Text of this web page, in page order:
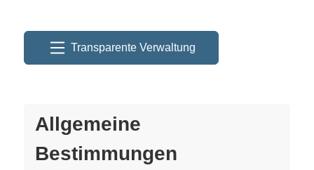
Transparente Verwaltung
Allgemeine
Bestimmungen